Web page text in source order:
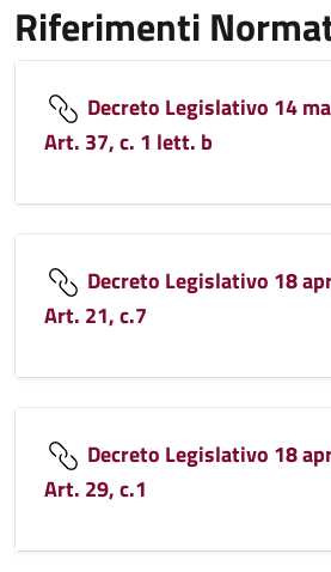
Riferimenti
Decreto Legislativo 14
Art. 37, c. 1 lett. b
Decreto Legislativo 18
Art. 21, c.7
Decreto Legislativo 18
Art. 29, c.1